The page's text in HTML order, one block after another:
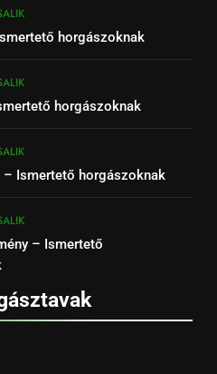
horgászoknak
horgászoknak
Ismertető horgászoknak
– Ismertető